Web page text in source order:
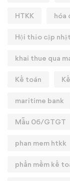
HTKK hóa
Hội thảo cập
khai thue qua
Kế toán
maritime bank
Mẫu 06/GTGT
phan mem htkk
phần mềm kế